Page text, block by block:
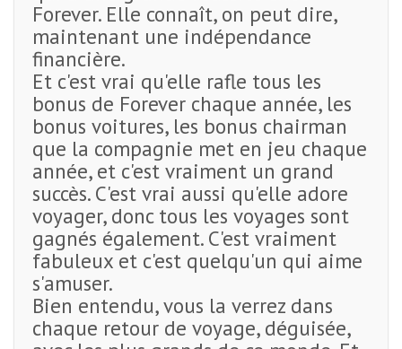
Forever. Elle connaît, on peut dire,
maintenant une indépendance
financière.
Et c'est vrai qu'elle rafle tous les
bonus de Forever chaque année, les
bonus voitures, les bonus chairman
que la compagnie met en jeu chaque
année, et c'est vraiment un grand
succès. C'est vrai aussi qu'elle adore
voyager, donc tous les voyages sont
gagnés également. C'est vraiment
fabuleux et c'est quelqu'un qui aime
s'amuser.
Bien entendu, vous la verrez dans
chaque retour de voyage, déguisée,